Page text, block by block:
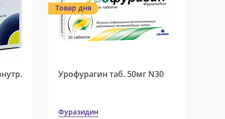
Товар дня
Урофурагин таб. 50мг N30
Фуразидин